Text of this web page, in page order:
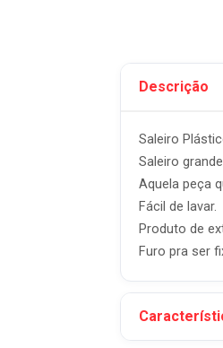
Descrição
Saleiro
Saleiro
Aquela peça
Fácil de lavar.
Produto de
Furo pra ser